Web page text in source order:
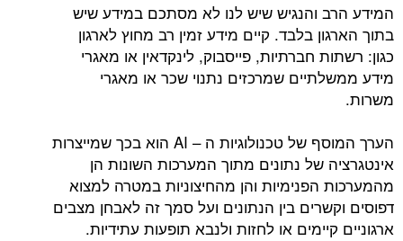
המידע הרב והנגיש שיש לנו לא מסתכם במידע שיש
בתוך הארגון בלבד. קיים מידע זמין רב מחוץ לארגון
כגון: רשתות חברתיות, פייסבוק, לינקדאין או מאגרי
מידע ממשלתיים שמרכזים נתנוי שכר או מאגרי
משרות.
הערך המוסף של טכנולוגיות ה – AI הוא בכך שמייצרות
אינטגרציה של נתונים מתוך המערכות השונות הן
מהמערכות הפנימיות והן מהחיצוניות במטרה למצוא
דפוסים וקשרים בין הנתונים ועל סמך זה לאבחן מצבים
ארגוניים קיימים או לחזות ולנבא תופעות עתידיות.